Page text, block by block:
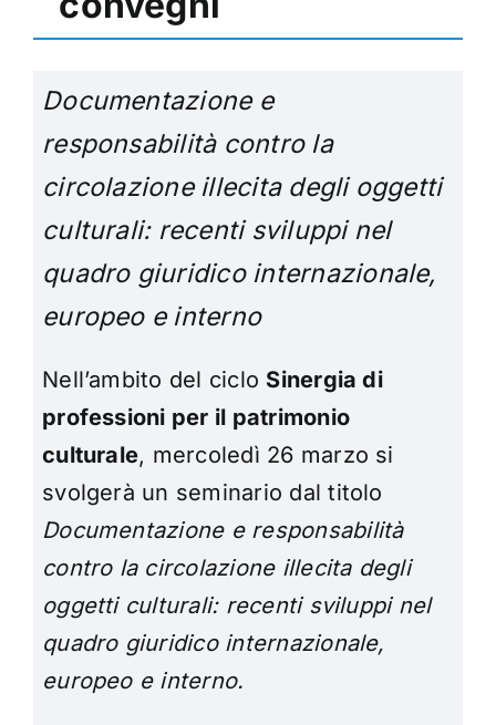
Documentazione e
responsabilità contro la
circolazione illecita degli oggetti
culturali: recenti sviluppi nel
quadro giuridico internazionale,
europeo e interno
Nell’ambito del ciclo Sinergia di
professioni per il patrimonio
culturale, mercoledì 26 marzo si
svolgerà un seminario dal titolo
Documentazione e responsabilità
contro la circolazione illecita degli
oggetti culturali: recenti sviluppi nel
quadro giuridico internazionale,
europeo e interno.